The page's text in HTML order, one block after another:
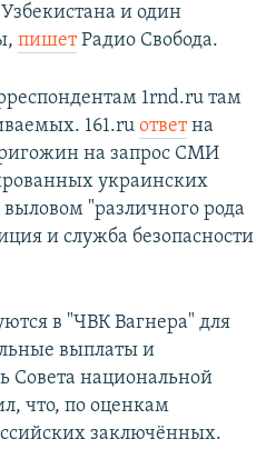
и один
пишетРадио Свобода.
1rnd.ru там
161.ruответна
на запрос СМИ
украинских
"различного рода
и служба безопасности
в "ЧВК Вагнера" для
выплаты и
Совета национальной
что, по оценкам
заключённых.